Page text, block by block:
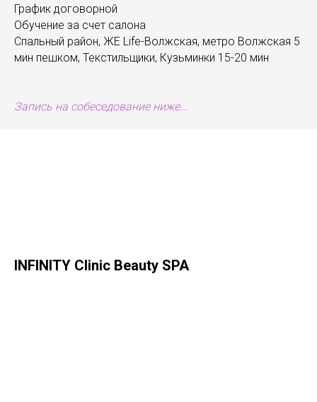
График договорной
Обучение за счет салона
Спальный район, ЖЕ Life-Волжская, метро Волжская 5
мин пешком, Текстильщики, Кузьминки 15-20 мин
Запись на собеседование ниже...
INFINITY Clinic Beauty SPA